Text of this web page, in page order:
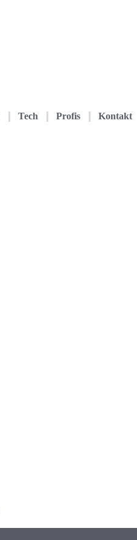
Tech Profis Kontakt